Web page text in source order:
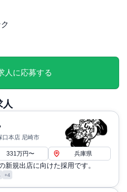
人に応募する
口本店 尼崎市
331万円〜 兵庫県
新規出店に向けた採用です。
+4